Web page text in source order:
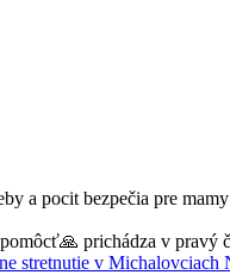
a pocit bezpečia pre
prichádza v pravý
stretnutie v Michalovciach